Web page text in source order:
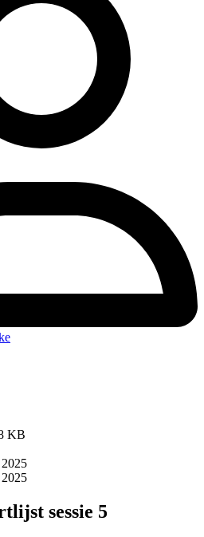
KB
sessie 5